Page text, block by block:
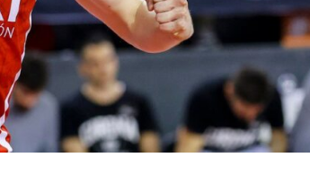
La entrevista bTactic
La entrevista bTactic
mayo 7, 2026
0
Nos hacemos mayores. Vamos creciendo. Tanto así
que el próximo 20 de mayo celebramos nuestro